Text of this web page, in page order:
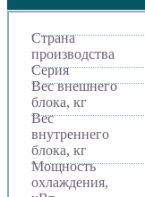
Страна
производства
Серия
Вес внешнего
блока, кг
Вес
внутреннего
блока, кг
Мощность
охлаждения,